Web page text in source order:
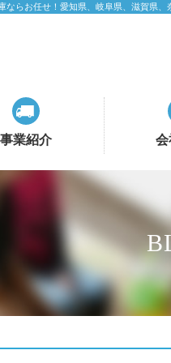
ならお任せ！愛知県、岐阜県、滋賀県
事業紹介 会